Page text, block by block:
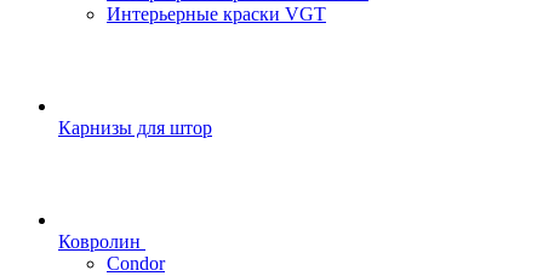
Интерьерные краски VGT
Карнизы для штор
Ковролин
Condor